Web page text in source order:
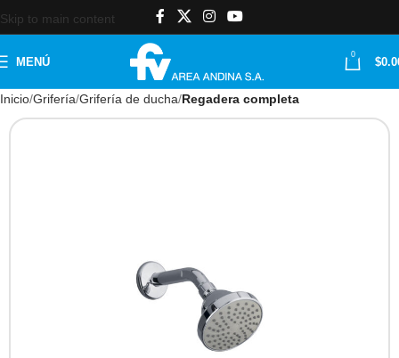
Skip to main content
MENÚ
0
$
Inicio Grifería Grifería de ducha Regadera completa